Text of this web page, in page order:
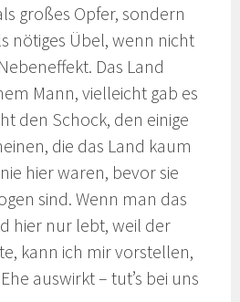
großes Opfer, sondern
nötiges Übel, wenn nicht
Das Land
Mann, vielleicht gab es
den Schock, den einige
die das Land kaum
hier waren, bevor sie
sind. Wenn man das
hier nur lebt, weil der
kann ich mir vorstellen,
auswirkt – tut’s bei uns